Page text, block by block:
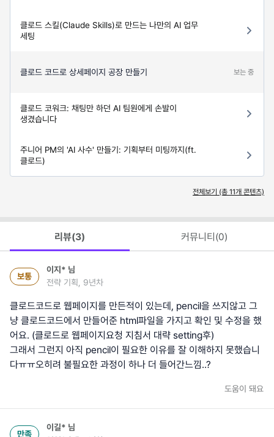
클로드 스킬(Claude Skills)로 만드는 나만의 AI 업무
세팅
클로드 코드로 상세페이지 공장 만들기 보는 중
클로드 코워크: 채팅만 하던 AI 팀원에게 손발이
생겼습니다
주니어 PM의 'AI 사수' 만들기: 기획부터 미팅까지(ft.
클로드)
전체보기 (총 11개 콘텐츠)
리뷰(3) 커뮤니티(0)
보통
이지* 님
전략 기획, 9년차
클로드코드로 웹페이지를 만든적이 있는데, pencil을 쓰지않고 그
냥 클로드코드에서 만들어준 html파일을 가지고 확인 및 수정을 했
어요. (클로드로 웹페이지요청 지침서 대략 setting후)
그래서 그런지 아직 pencil이 필요한 이유를 잘 이해하지 못했습니
다ㅠㅠ오히려 불필요한 과정이 하나 더 들어간느낌..?
도움이 돼요
만족
이길* 님